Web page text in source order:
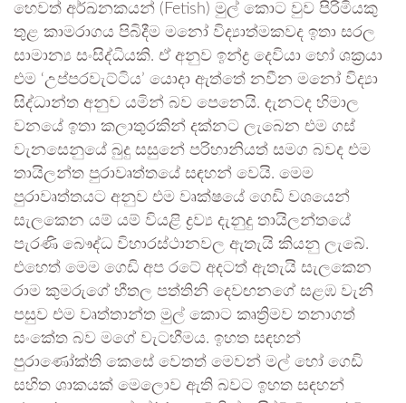
හෙවත් අර්ඛනකයන් (Fetish) මුල් කොට වුව පිරිමියකු
තුළ කාමරාගය පිබිදීම මනෝ විද්‍යාත්මකවද ඉතා සරල
සාමාන්‍ය සංසිද්ධියකි. ඒ අනුව ඉන්ද්‍ර දෙවියා හෝ ශක්‍රයා
එම ‘උප්පරවැට්ටිය’ යොදා ඇත්තේ නවීන මනෝ විද්‍යා
සිද්ධාන්ත අනුව යමින් බව පෙනෙයි. දැනටද හිමාල
වනයේ ඉතා කලාතුරකින් දක්නට ලැබෙන එම ගස්
වැනසෙනුයේ බුදු සසුනේ පරිහානියත් සමග බවද එම
තායිලන්ත පුරාවෘත්තයේ සඳහන් වෙයි. මෙම
පුරාවෘත්තයට අනුව එම වෘක්ෂයේ ගෙඩි වශයෙන්
සැලකෙන යම් යම් වියළි ද්‍රව්‍ය දැනුදු තායිලන්තයේ
පැරණි බෞද්ධ විහාරස්ථානවල ඇතැයි කියනු ලැබේ.
එහෙත් මෙම ගෙඩි අප රටේ අදටත් ඇතැයි සැලකෙන
රාම කුමරුගේ හීතල පත්තිනි දෙවඟනගේ සළඹ වැනි
පසුව එම වෘත්තාන්ත මුල් කොට කෘත්‍රිමව තනාගත්
සංකේත බව මගේ වැටහීමය. ඉහත සඳහන්
පුරාණෝක්ති කෙසේ වෙතත් මෙවන් මල් හෝ ගෙඩි
සහිත ශාකයක් මෙලොව ඇති බවට ඉහත සඳහන්